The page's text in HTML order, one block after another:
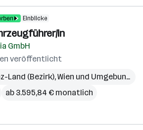
Einblicke
in
GmbH
veröffentlicht
Land (Bezirk),Wien und Umgebung
ab 3.595,84 € monatlich